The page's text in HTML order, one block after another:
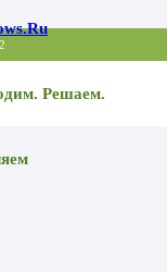
Решаем.